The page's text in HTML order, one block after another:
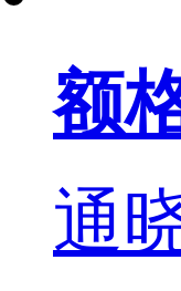
额
通